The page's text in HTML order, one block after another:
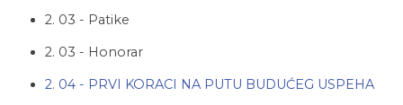
2. 03 - Patike
2. 03 - Honorar
2. 04 - PRVI KORACI NA PUTU BUDUĆEG USPEHA